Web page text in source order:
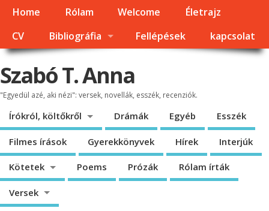
Home Rólam Welcome
Életrajz
CV
Bibliográfia Fellépések kapcsolat
Szabó T. Anna
"Egyedül azé, aki nézi": versek, novellák, esszék, recenziók.
Írókról, költőkről Drámák Egyéb Esszék
Filmes írások Gyerekkönyvek Hírek Interjúk
Kötetek Poems Prózák Rólam írták
Versek